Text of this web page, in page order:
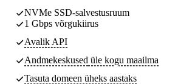
NVMe SSD-salvestusruum
1 Gbps võrgukiirus
Avalik API
Andmekeskused üle kogu maailma
Tasuta domeen üheks aastaks